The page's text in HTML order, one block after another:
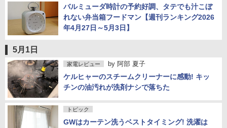
バルミューダ時計の予約好調、タテでも汁こぼ
れない弁当箱フードマン【週刊ランキング2026
年4月27日～5月3日】
5月1日
家電レビュー by 阿部 夏子
ケルヒャーのスチームクリーナーに感動! キッ
チンの油汚れが洗剤ナシで落ちた
トピック
GWはカーテン洗うベストタイミング! 洗濯は